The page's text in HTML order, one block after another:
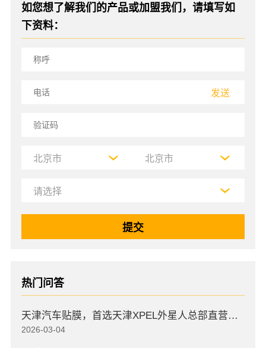
如您想了解我们的产品或加盟我们，请填写如
下资料：
发送
热门问答
天津汽车贴膜，首选天津XPEL外星人总部直营店，高口碑店
2026-03-04